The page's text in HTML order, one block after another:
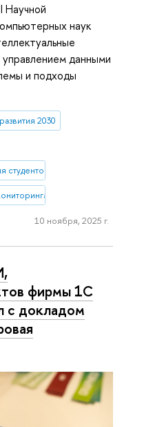
Научной
наук
данными
и подходы
2030
ИИ-моделей
10 ноября, 2025 г.
фирмы 1С
с докладом